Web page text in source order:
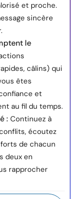
et proche.
sincère
le
câlins) qui
êtes
et
au fil du temps.
: Continuez à
écoutez
de chacun
deux en
rapprocher